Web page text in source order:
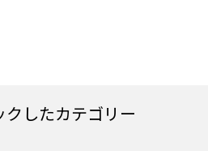
クしたカテゴリー